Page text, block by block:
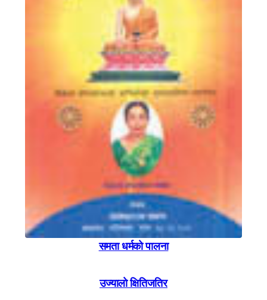
समता धर्मकाे पालना
उज्यालाे क्षितिजतिर